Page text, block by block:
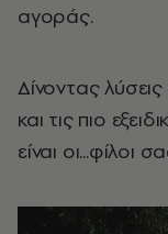
αγοράς.
Δίνοντας
και τις πιο
είναι οι...φίλοι